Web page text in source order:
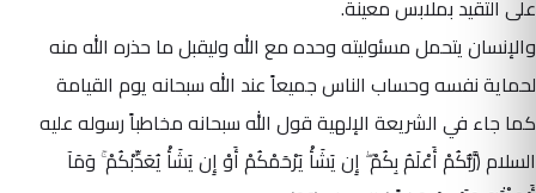
على التقيد بملابس معينة.
والإنسان يتحمل مسئوليته وحده مع الله وليقبل ما حذره الله منه
لحماية نفسه وحساب الناس جميعاً عند الله سبحانه يوم القيامة
كما جاء في الشريعة الإلهية قول الله سبحانه مخاطباً رسوله عليه
السلام(رَّبُّكُمْ أَعْلَمُ بِكُمْ ۖ إِن يَشَأْ يَرْحَمْكُمْ أَوْ إِن يَشَأْ يُعَذِّبْكُمْ ۚ وَمَآ